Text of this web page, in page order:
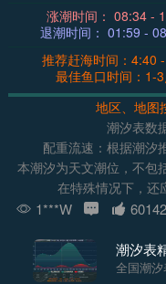
涨潮时间
退潮时间：
推荐赶海时间：4:40
最佳鱼口时间：1-
地区、地图
潮汐表数
配重流速：根据潮汐
本潮汐为天文潮位，不包
在特殊情况下，还
1***W 60142
潮汐表
全国潮汐